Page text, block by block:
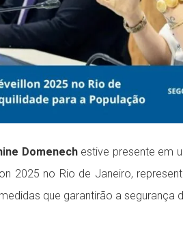
Domenechestive presente em
2025 no Rio de Janeiro,
que garantirão a